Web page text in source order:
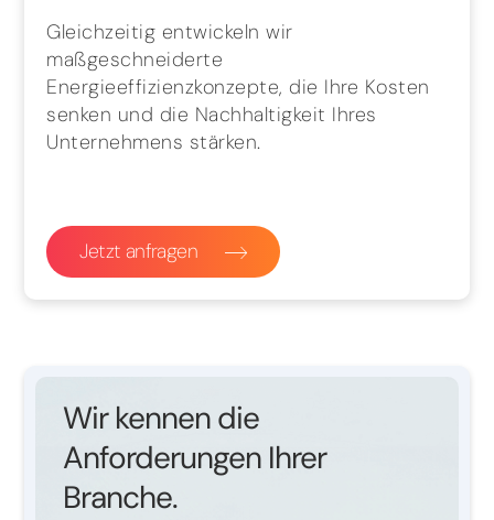
Gleichzeitig entwickeln wir
maßgeschneiderte
Energieeffizienzkonzepte, die Ihre Kosten
senken und die Nachhaltigkeit Ihres
Unternehmens stärken.
Jetzt anfragen
Wir kennen die
Anforderungen Ihrer
Branche.